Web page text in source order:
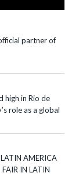
partner of
high in Rio de
role as a global
AMERICA
IN LATIN